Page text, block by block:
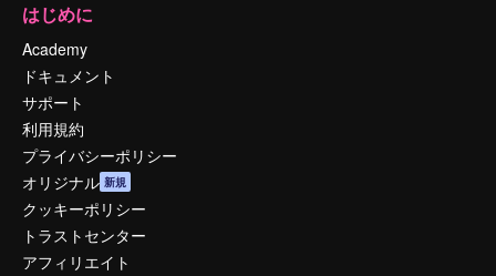
はじめに
Academy
ドキュメント
サポート
利用規約
プライバシーポリシー
オリジナル 新規
クッキーポリシー
トラストセンター
アフィリエイト